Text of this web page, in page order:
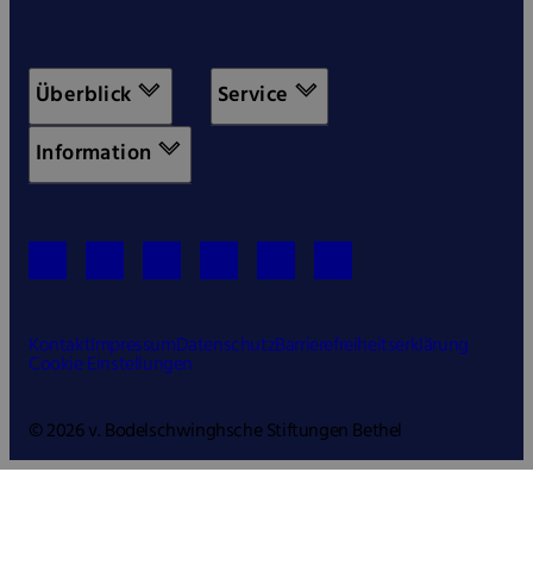
Überblick
Service
Information
KontaktImpressumDatenschutzBarrierefreiheitserklärung
Cookie Einstellungen
© 2026 v. Bodelschwinghsche Stiftungen Bethel